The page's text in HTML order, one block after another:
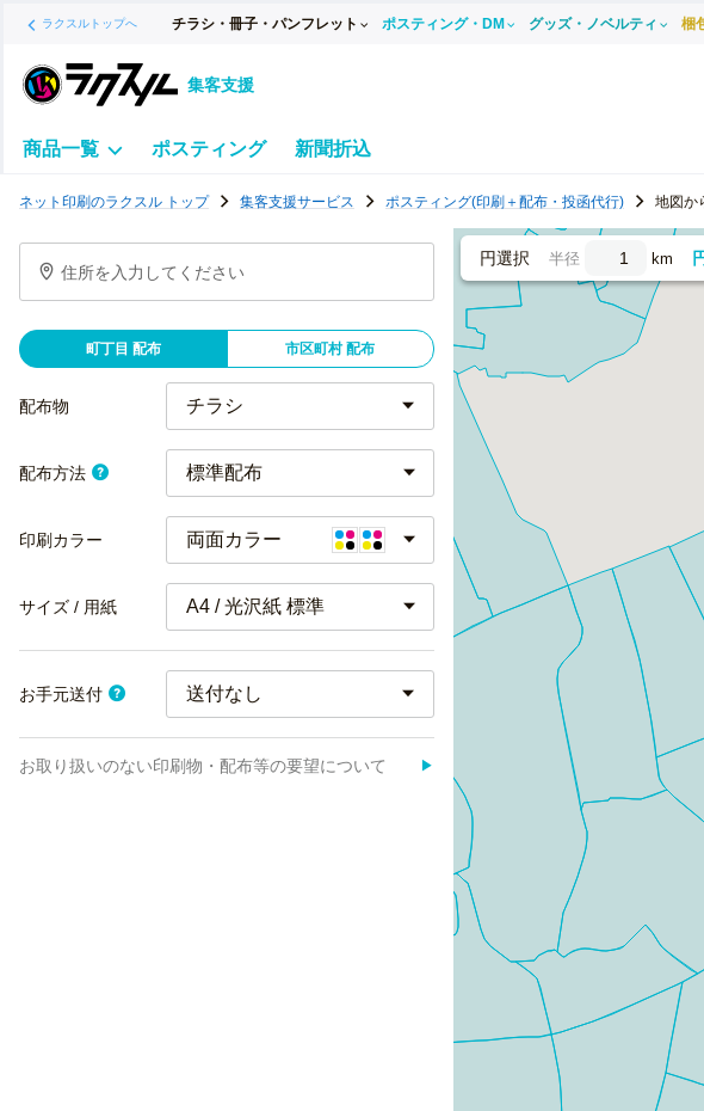
ラクスルトップへ チラシ・冊子・パンフレット ポスティング・DM グッズ・ノベルティ 梱
集客支援
商品一覧 ポスティング 新聞折込
テ
グ
ラ
ネット印刷のラクスル トップ 集客支援サービス ポスティング(印刷＋配布・投函代行) 地図か
住所を入力してください
町丁目 配布 市区町村 配布
配布物
配布方法 標準配布
印刷カラー 両面カラー
サイズ / 用紙 A4 / 光沢紙 標準
お手元送付
お取り扱いのない印刷物・配布等の要望について ▶
円選択 半径 km